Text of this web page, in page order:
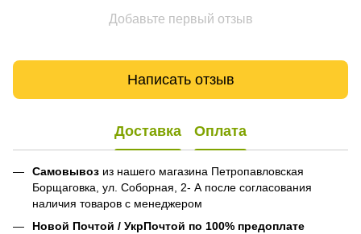
Добавьте первый отзыв
Написать отзыв
Доставка Оплата
Самовывоз из нашего магазина Петропавловская
Борщаговка, ул. Соборная, 2- А после согласования
наличия товаров с менеджером
Новой Почтой / УкрПочтой по 100% предоплате